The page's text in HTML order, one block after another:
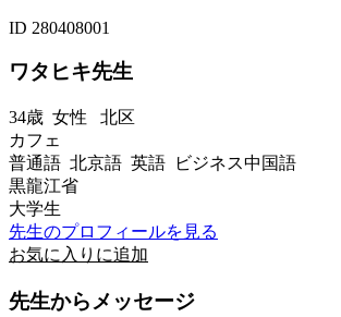
ID 280408001
ワタヒキ先生
34歳 女性 北区
カフェ
普通語 北京語 英語 ビジネス中国語
黒龍江省
大学生
先生のプロフィールを見る
お気に入りに追加
先生からメッセージ